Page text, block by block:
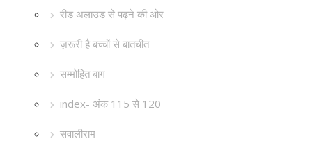
रीड अलाउड से पढ़ने की ओर
ज़रूरी है बच्चों से बातचीत
सम्मोहित बाग
index- अंक 115 से 120
सवालीराम